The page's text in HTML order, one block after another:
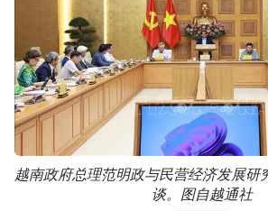
越南政府总理范明政与民营经济发展研
谈。图自越通社